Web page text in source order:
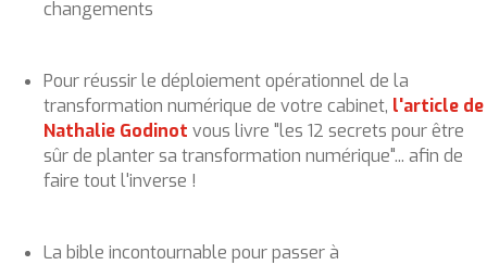
changements
Pour réussir le déploiement opérationnel de la
transformation numérique de votre cabinet, l'article de
Nathalie Godinot vous livre "les 12 secrets pour être
sûr de planter sa transformation numérique"... afin de
faire tout l'inverse !
La bible incontournable pour passer à